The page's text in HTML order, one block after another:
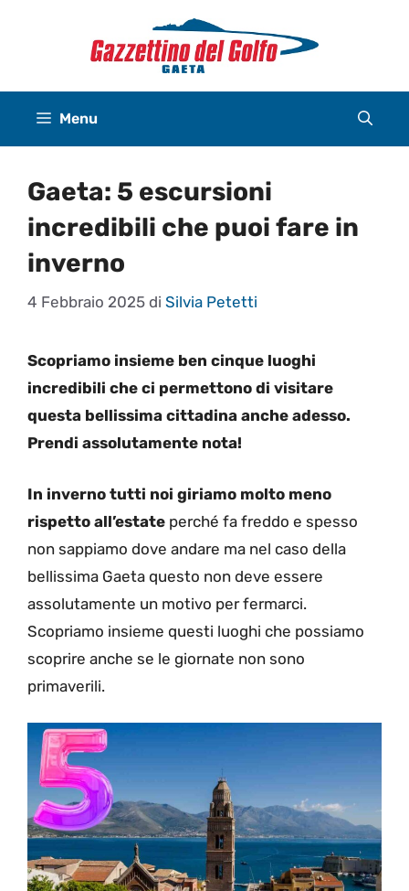
Menu
Gaeta: 5 escursioni
incredibili che puoi fare in
inverno
4 Febbraio 2025 di Silvia Petetti
Scopriamo insieme ben cinque luoghi
incredibili che ci permettono di visitare
questa bellissima cittadina anche adesso.
Prendi assolutamente nota!
In inverno tutti noi giriamo molto meno
rispetto all’estate perché fa freddo e spesso
non sappiamo dove andare ma nel caso della
bellissima Gaeta questo non deve essere
assolutamente un motivo per fermarci.
Scopriamo insieme questi luoghi che possiamo
scoprire anche se le giornate non sono
primaverili.